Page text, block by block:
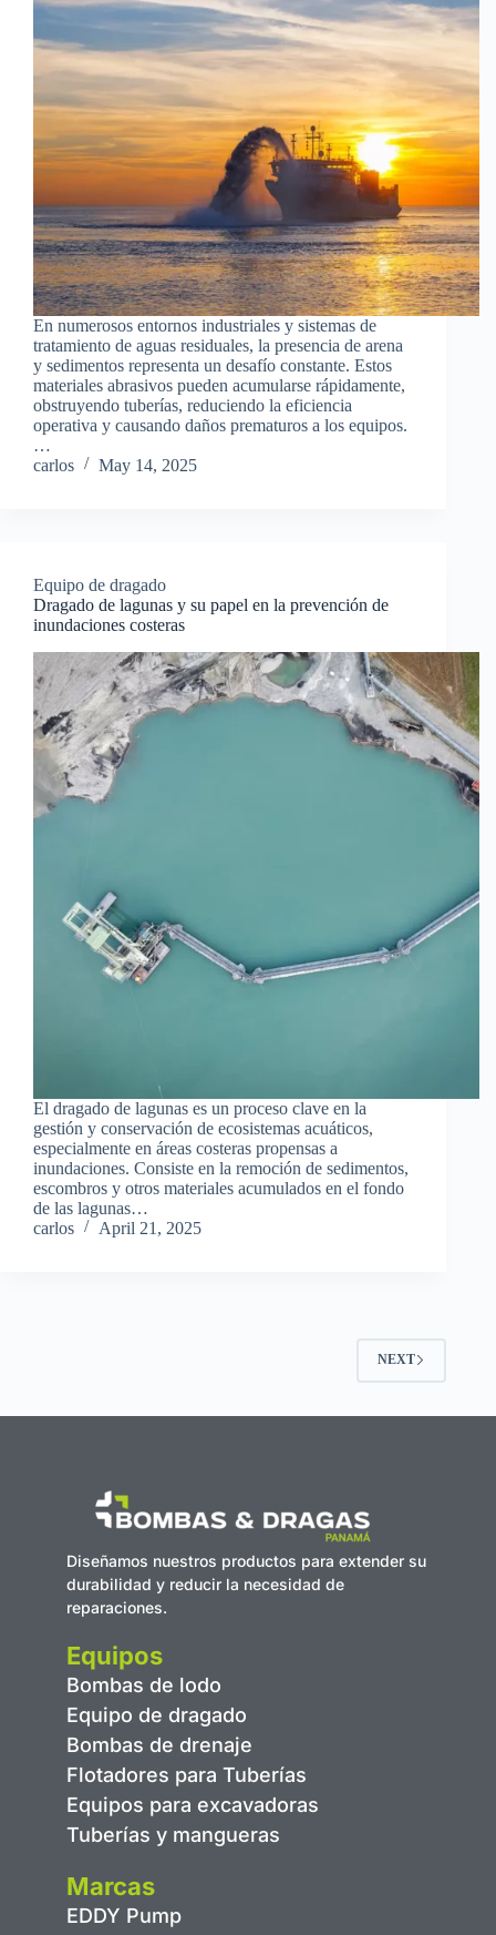
En numerosos entornos industriales y sistemas de
tratamiento de aguas residuales, la presencia de arena
y sedimentos representa un desafío constante. Estos
materiales abrasivos pueden acumularse rápidamente,
obstruyendo tuberías, reduciendo la eficiencia
operativa y causando daños prematuros a los equipos.
…
carlos
May 14, 2025
Equipo de dragado
Dragado de lagunas y su papel en la prevención de
inundaciones costeras
El dragado de lagunas es un proceso clave en la
gestión y conservación de ecosistemas acuáticos,
especialmente en áreas costeras propensas a
inundaciones. Consiste en la remoción de sedimentos,
escombros y otros materiales acumulados en el fondo
de las lagunas…
carlos
April 21, 2025
NEXT
Diseñamos nuestros productos para extender su
durabilidad y reducir la necesidad de
reparaciones.
Equipos
Bombas de lodo
Equipo de dragado
Bombas de drenaje
Flotadores para Tuberías
Equipos para excavadoras
Tuberías y mangueras
Marcas
EDDY Pump